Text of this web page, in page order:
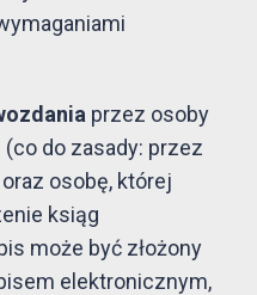
przez osoby
do zasady: przez
osobę, której
ksiąg
może być złożony
elektronicznym,